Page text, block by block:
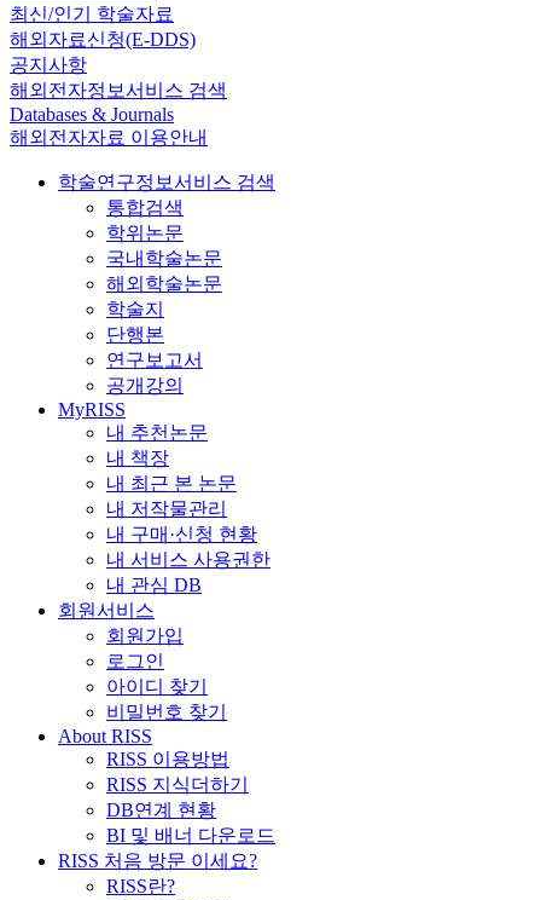
최신/인기 학술자료
해외자료신청(E-DDS)
공지사항
해외전자정보서비스 검색
Databases & Journals
해외전자자료 이용안내
학술연구정보서비스 검색
통합검색
학위논문
국내학술논문
해외학술논문
학술지
단행본
연구보고서
공개강의
MyRISS
내 추천논문
내 책장
내 최근 본 논문
내 저작물관리
내 구매·신청 현황
내 서비스 사용권한
내 관심 DB
회원서비스
회원가입
로그인
아이디 찾기
비밀번호 찾기
About RISS
RISS 이용방법
RISS 지식더하기
DB연계 현황
BI 및 배너 다운로드
RISS 처음 방문 이세요?
RISS란?